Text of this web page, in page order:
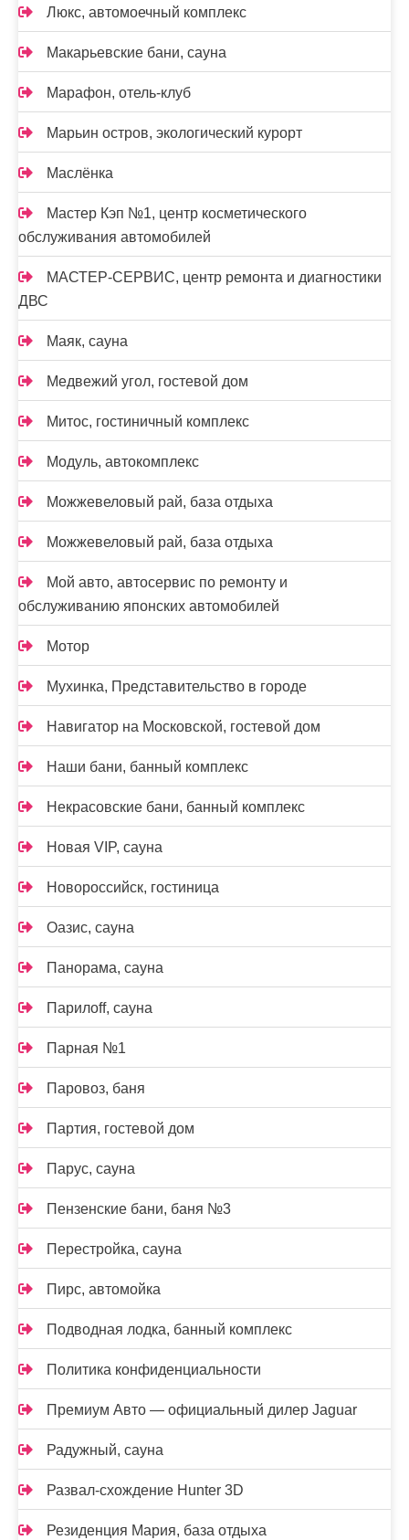
Люкс, автомоечный комплекс
Макарьевские бани, сауна
Марафон, отель-клуб
Марьин остров, экологический курорт
Маслёнка
Мастер Кэп №1, центр косметического
обслуживания автомобилей
МАСТЕР-СЕРВИС, центр ремонта и диагностики
ДВС
Маяк, сауна
Медвежий угол, гостевой дом
Митос, гостиничный комплекс
Модуль, автокомплекс
Можжевеловый рай, база отдыха
Можжевеловый рай, база отдыха
Мой авто, автосервис по ремонту и
обслуживанию японских автомобилей
Мотор
Мухинка, Представительство в городе
Навигатор на Московской, гостевой дом
Наши бани, банный комплекс
Некрасовские бани, банный комплекс
Новая VIP, сауна
Новороссийск, гостиница
Оазис, сауна
Панорама, сауна
Парилоff, сауна
Парная №1
Паровоз, баня
Партия, гостевой дом
Парус, сауна
Пензенские бани, баня №3
Перестройка, сауна
Пирс, автомойка
Подводная лодка, банный комплекс
Политика конфиденциальности
Премиум Авто — официальный дилер Jaguar
Радужный, сауна
Развал-схождение Hunter 3D
Резиденция Мария, база отдыха